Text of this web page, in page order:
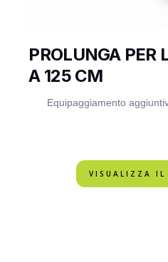
PROLUNGA PER
A 125 CM
Equipaggiamento
VISUALIZZA IL